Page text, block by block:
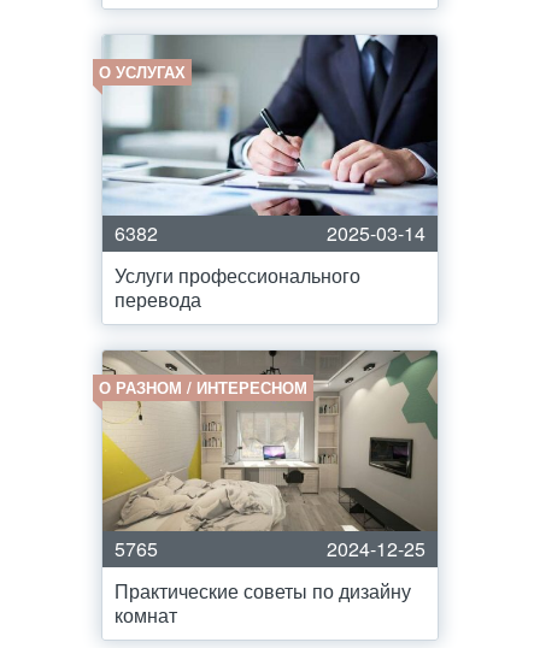
О УСЛУГАХ
6382
2025-03-14
Услуги профессионального
перевода
О РАЗНОМ / ИНТЕРЕСНОМ
5765
2024-12-25
Практические советы по дизайну
комнат